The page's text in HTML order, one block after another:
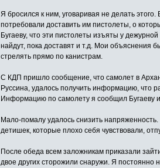
Я бросился к ним, уговаривая не делать
потребовали доставить им пистолеты, о
Бугаеву, что эти пистолеты изъяты у
найдут, пока доставят и т.д. Мои объяснения
стрелять прямо по канистрам.
С КДП пришло сообщение, что самолет в
Руссина, удалось получить информацию, что
Информацию по самолету я сообщил Бугаеву и
Мало-помалу удалось снизить
детишек, которые плохо себя чувствовали,
После обеда всем заложникам приказали
двое других сторожили снаружи. Я постоянно